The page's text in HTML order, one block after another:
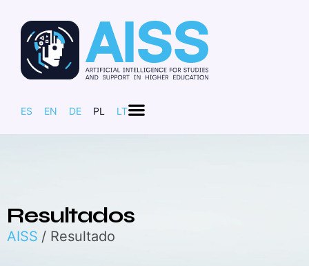
ES EN DE PL LT
Resultados
AISS / Resultado